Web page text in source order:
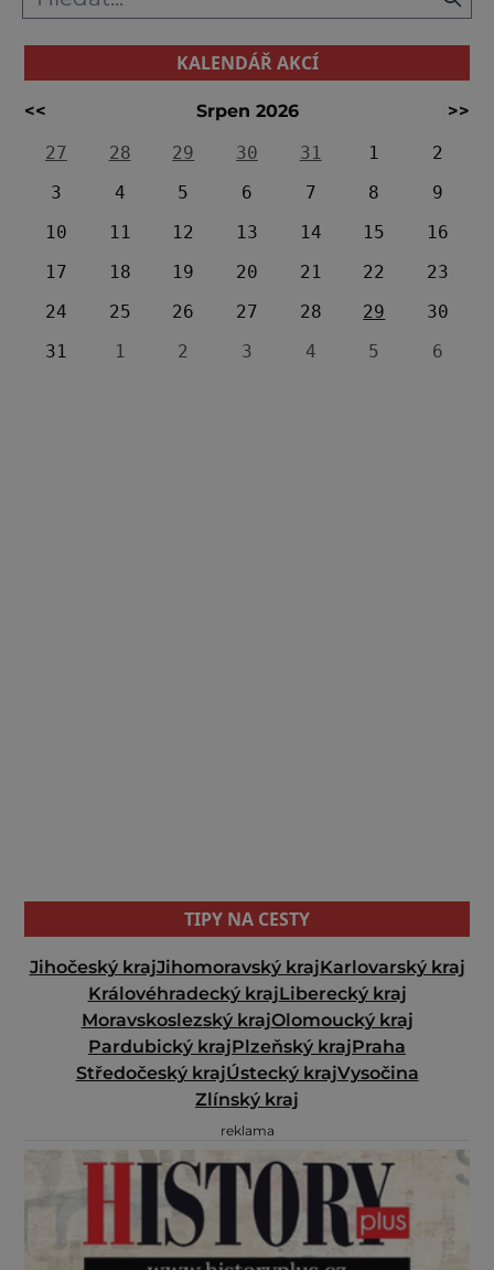
KALENDÁŘ AKCÍ
<< Srpen 2026
>>
27
28 29 30 31 1
2
3
4 5 6 7 8
9
10
11 12 13 14 15
16
17
18 19 20 21 22
23
24
25 26 27 28 29
30
31
1 2 3 4 5 6
TIPY NA CESTY
Jihočeský krajJihomoravský krajKarlovarský kraj
Královéhradecký krajLiberecký kraj
Moravskoslezský krajOlomoucký kraj
Pardubický krajPlzeňský krajPraha
Středočeský krajÚstecký krajVysočina
Zlínský kraj
reklama